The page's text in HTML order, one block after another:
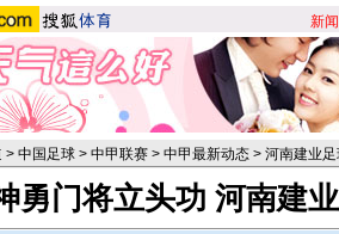
新闻
> 中国足球 > 中甲联赛 > 中甲最新动态 > 河南建业
勇门将立头功 河南建